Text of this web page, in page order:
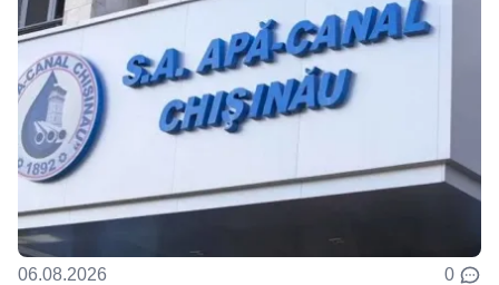
06.08.2026 0